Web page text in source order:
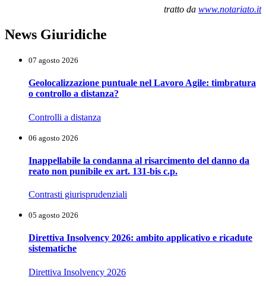
tratto da www.notariato.it
News Giuridiche
07 agosto 2026
Geolocalizzazione puntuale nel Lavoro Agile: timbratura
o controllo a distanza?
Controlli a distanza
06 agosto 2026
Inappellabile la condanna al risarcimento del danno da
reato non punibile ex art. 131-bis c.p.
Contrasti giurisprudenziali
05 agosto 2026
Direttiva Insolvency 2026: ambito applicativo e ricadute
sistematiche
Direttiva Insolvency 2026